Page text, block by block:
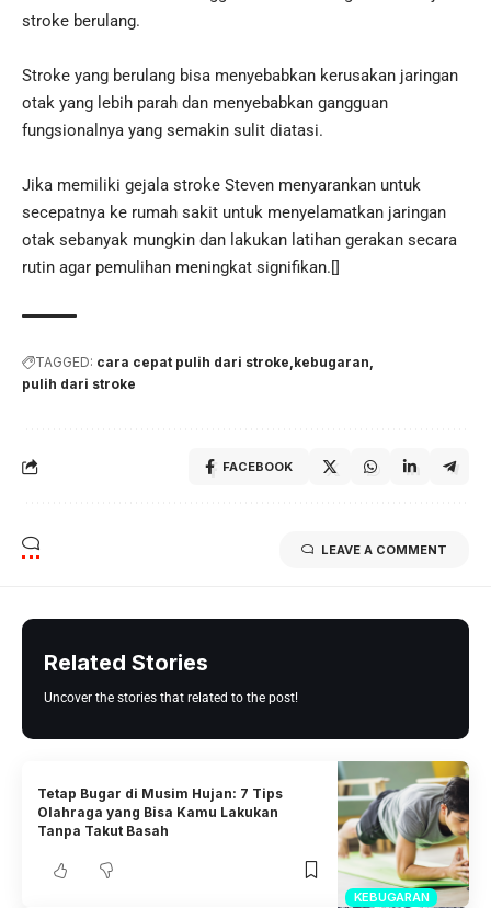
stroke berulang.
Stroke yang berulang bisa menyebabkan kerusakan jaringan
otak yang lebih parah dan menyebabkan gangguan
fungsionalnya yang semakin sulit diatasi.
Jika memiliki gejala stroke Steven menyarankan untuk
secepatnya ke rumah sakit untuk menyelamatkan jaringan
otak sebanyak mungkin dan lakukan latihan gerakan secara
rutin agar pemulihan meningkat signifikan.[]
TAGGED: cara cepat pulih dari stroke kebugaran
pulih dari stroke
FACEBOOK
LEAVE A COMMENT
Related Stories
Uncover the stories that related to the post!
KEBUGARAN
Tetap Bugar di Musim Hujan: 7 Tips
Olahraga yang Bisa Kamu Lakukan
Tanpa Takut Basah